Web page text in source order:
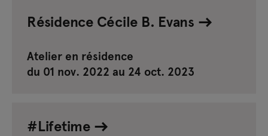
Résidence Cécile B. Evans
Atelier en résidence
du 01 nov. 2022 au 24 oct. 2023
#Lifetime